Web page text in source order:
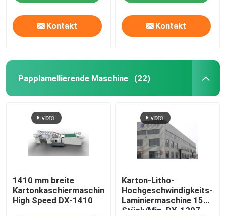
Kontakt Kontakt
Papplamellierende Maschine (22)
1410 mm breite
Kartonkaschiermaschine
High Speed ​​DX-1410
Karton-Litho-
Hochgeschwindigkeits-
Laminiermaschine 150
Stück/Min. DX-1207